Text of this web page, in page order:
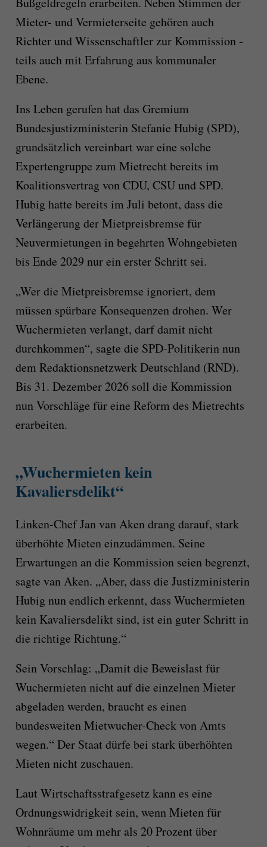
Mieter- und Vermieterseite gehören auch
Richter und Wissenschaftler zur Kommission -
teils auch mit Erfahrung aus kommunaler
Ebene.
Ins Leben gerufen hat das Gremium
Bundesjustizministerin Stefanie Hubig (SPD),
grundsätzlich vereinbart war eine solche
Expertengruppe zum Mietrecht bereits im
Koalitionsvertrag von CDU, CSU und SPD.
Hubig hatte bereits im Juli betont, dass die
Verlängerung der Mietpreisbremse für
Neuvermietungen in begehrten Wohngebieten
bis Ende 2029 nur ein erster Schritt sei.
„Wer die Mietpreisbremse ignoriert, dem
müssen spürbare Konsequenzen drohen. Wer
Wuchermieten verlangt, darf damit nicht
durchkommen“, sagte die SPD-Politikerin nun
dem Redaktionsnetzwerk Deutschland (RND).
Bis 31. Dezember 2026 soll die Kommission
nun Vorschläge für eine Reform des Mietrechts
erarbeiten.
„Wuchermieten kein
Kavaliersdelikt“
Linken-Chef Jan van Aken drang darauf, stark
überhöhte Mieten einzudämmen. Seine
Erwartungen an die Kommission seien begrenzt,
sagte van Aken. „Aber, dass die Justizministerin
Hubig nun endlich erkennt, dass Wuchermieten
kein Kavaliersdelikt sind, ist ein guter Schritt in
die richtige Richtung.“
Sein Vorschlag: „Damit die Beweislast für
Wuchermieten nicht auf die einzelnen Mieter
abgeladen werden, braucht es einen
bundesweiten Mietwucher-Check von Amts
wegen.“ Der Staat dürfe bei stark überhöhten
Mieten nicht zuschauen.
Laut Wirtschaftsstrafgesetz kann es eine
Ordnungswidrigkeit sein, wenn Mieten für
Wohnräume um mehr als 20 Prozent über